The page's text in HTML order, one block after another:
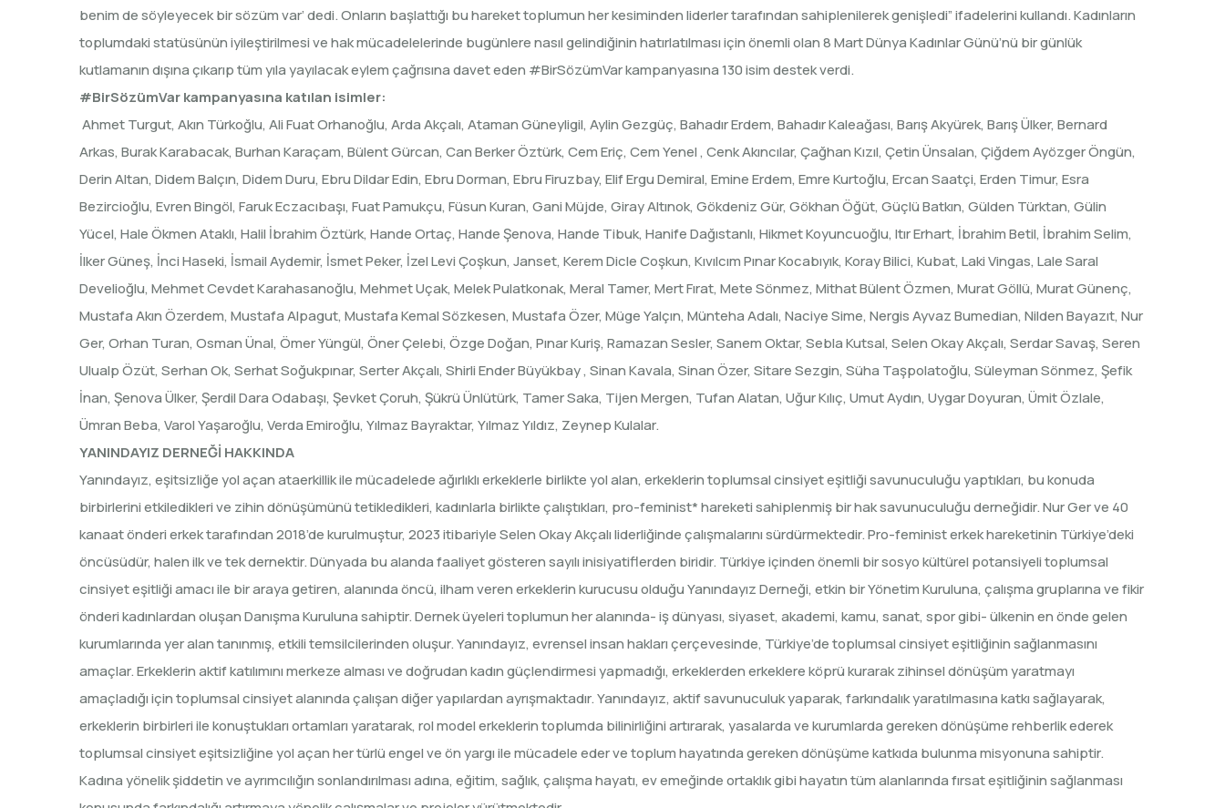
benim de söyleyecek bir sözüm var’ dedi. Onların başlattığı bu hareket toplumun her kesiminden liderler tarafından sahiplenilerek genişledi” ifadelerini kullandı. Kadınların
toplumdaki statüsünün iyileştirilmesi ve hak mücadelelerinde bugünlere nasıl gelindiğinin hatırlatılması için önemli olan 8 Mart Dünya Kadınlar Günü’nü bir günlük
kutlamanın dışına çıkarıp tüm yıla yayılacak eylem çağrısına davet eden #BirSözümVar kampanyasına 130 isim destek verdi.
#BirSözümVar kampanyasına katılan isimler:
Ahmet Turgut, Akın Türkoğlu, Ali Fuat Orhanoğlu, Arda Akçalı, Ataman Güneyligil, Aylin Gezgüç, Bahadır Erdem, Bahadır Kaleağası, Barış Akyürek, Barış Ülker, Bernard
Arkas, Burak Karabacak, Burhan Karaçam, Bülent Gürcan, Can Berker Öztürk, Cem Eriç, Cem Yenel , Cenk Akıncılar, Çağhan Kızıl, Çetin Ünsalan, Çiğdem Ayözger Öngün,
Derin Altan, Didem Balçın, Didem Duru, Ebru Dildar Edin, Ebru Dorman, Ebru Firuzbay, Elif Ergu Demiral, Emine Erdem, Emre Kurtoğlu, Ercan Saatçi, Erden Timur, Esra
Bezircioğlu, Evren Bingöl, Faruk Eczacıbaşı, Fuat Pamukçu, Füsun Kuran, Gani Müjde, Giray Altınok, Gökdeniz Gür, Gökhan Öğüt, Güçlü Batkın, Gülden Türktan, Gülin
Yücel, Hale Ökmen Ataklı, Halil İbrahim Öztürk, Hande Ortaç, Hande Şenova, Hande Tibuk, Hanife Dağıstanlı, Hikmet Koyuncuoğlu, Itır Erhart, İbrahim Betil, İbrahim Selim,
İlker Güneş, İnci Haseki, İsmail Aydemir, İsmet Peker, İzel Levi Çoşkun, Janset, Kerem Dicle Coşkun, Kıvılcım Pınar Kocabıyık, Koray Bilici, Kubat, Laki Vingas, Lale Saral
Develioğlu, Mehmet Cevdet Karahasanoğlu, Mehmet Uçak, Melek Pulatkonak, Meral Tamer, Mert Fırat, Mete Sönmez, Mithat Bülent Özmen, Murat Göllü, Murat Günenç,
Mustafa Akın Özerdem, Mustafa Alpagut, Mustafa Kemal Sözkesen, Mustafa Özer, Müge Yalçın, Münteha Adalı, Naciye Sime, Nergis Ayvaz Bumedian, Nilden Bayazıt, Nur
Ger, Orhan Turan, Osman Ünal, Ömer Yüngül, Öner Çelebi, Özge Doğan, Pınar Kuriş, Ramazan Sesler, Sanem Oktar, Sebla Kutsal, Selen Okay Akçalı, Serdar Savaş, Seren
Ulualp Özüt, Serhan Ok, Serhat Soğukpınar, Serter Akçalı, Shirli Ender Büyükbay , Sinan Kavala, Sinan Özer, Sitare Sezgin, Süha Taşpolatoğlu, Süleyman Sönmez, Şefik
İnan, Şenova Ülker, Şerdil Dara Odabaşı, Şevket Çoruh, Şükrü Ünlütürk, Tamer Saka, Tijen Mergen, Tufan Alatan, Uğur Kılıç, Umut Aydın, Uygar Doyuran, Ümit Özlale,
Ümran Beba, Varol Yaşaroğlu, Verda Emiroğlu, Yılmaz Bayraktar, Yılmaz Yıldız, Zeynep Kulalar.
YANINDAYIZ DERNEĞİ HAKKINDA
Yanındayız, eşitsizliğe yol açan ataerkillik ile mücadelede ağırlıklı erkeklerle birlikte yol alan, erkeklerin toplumsal cinsiyet eşitliği savunuculuğu yaptıkları, bu konuda
birbirlerini etkiledikleri ve zihin dönüşümünü tetikledikleri, kadınlarla birlikte çalıştıkları, pro-feminist* hareketi sahiplenmiş bir hak savunuculuğu derneğidir. Nur Ger ve 40
kanaat önderi erkek tarafından 2018’de kurulmuştur, 2023 itibariyle Selen Okay Akçalı liderliğinde çalışmalarını sürdürmektedir. Pro-feminist erkek hareketinin Türkiye’deki
öncüsüdür, halen ilk ve tek dernektir. Dünyada bu alanda faaliyet gösteren sayılı inisiyatiflerden biridir. Türkiye içinden önemli bir sosyo kültürel potansiyeli toplumsal
cinsiyet eşitliği amacı ile bir araya getiren, alanında öncü, ilham veren erkeklerin kurucusu olduğu Yanındayız Derneği, etkin bir Yönetim Kuruluna, çalışma gruplarına ve fikir
önderi kadınlardan oluşan Danışma Kuruluna sahiptir. Dernek üyeleri toplumun her alanında- iş dünyası, siyaset, akademi, kamu, sanat, spor gibi- ülkenin en önde gelen
kurumlarında yer alan tanınmış, etkili temsilcilerinden oluşur. Yanındayız, evrensel insan hakları çerçevesinde, Türkiye’de toplumsal cinsiyet eşitliğinin sağlanmasını
amaçlar. Erkeklerin aktif katılımını merkeze alması ve doğrudan kadın güçlendirmesi yapmadığı, erkeklerden erkeklere köprü kurarak zihinsel dönüşüm yaratmayı
amaçladığı için toplumsal cinsiyet alanında çalışan diğer yapılardan ayrışmaktadır. Yanındayız, aktif savunuculuk yaparak, farkındalık yaratılmasına katkı sağlayarak,
erkeklerin birbirleri ile konuştukları ortamları yaratarak, rol model erkeklerin toplumda bilinirliğini artırarak, yasalarda ve kurumlarda gereken dönüşüme rehberlik ederek
toplumsal cinsiyet eşitsizliğine yol açan her türlü engel ve ön yargı ile mücadele eder ve toplum hayatında gereken dönüşüme katkıda bulunma misyonuna sahiptir.
Kadına yönelik şiddetin ve ayrımcılığın sonlandırılması adına, eğitim, sağlık, çalışma hayatı, ev emeğinde ortaklık gibi hayatın tüm alanlarında fırsat eşitliğinin sağlanması